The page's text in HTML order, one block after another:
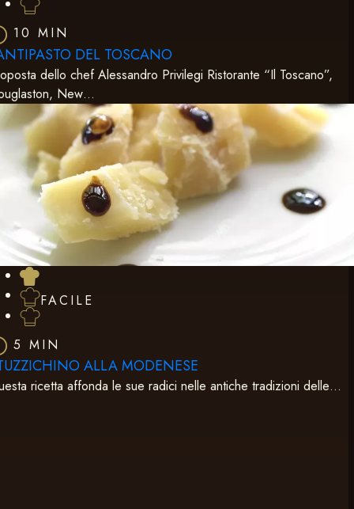
10 MIN
DEL TOSCANO
dello chef Alessandro Privilegi Ristorante “Il Toscano”,
New…
FACILE
5 MIN
ALLA MODENESE
ricetta affonda le sue radici nelle antiche tradizioni delle…